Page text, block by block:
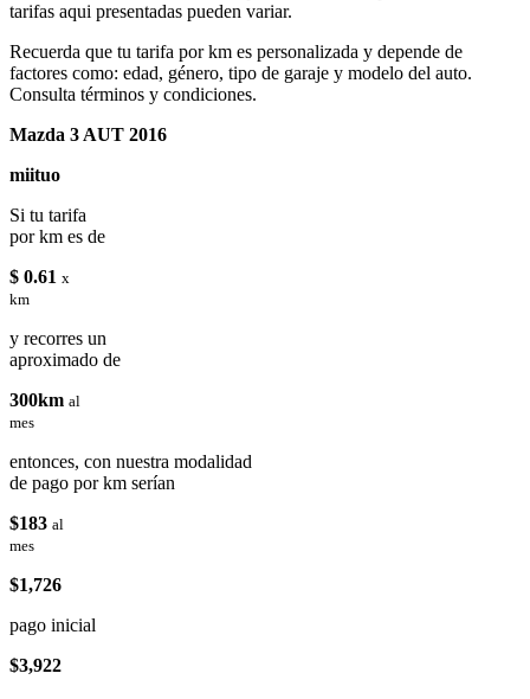
tarifas aqui presentadas pueden variar.
Recuerda que tu tarifa por km es personalizada y depende de
factores como: edad, género, tipo de garaje y modelo del auto.
Consulta términos y condiciones.
Mazda 3 AUT 2016
miituo
Si tu tarifa
por km es de
$ 0.61 x
km
y recorres un
aproximado de
300km al
mes
entonces, con nuestra modalidad
de pago por km serían
$183 al
mes
$1,726
pago inicial
$3,922